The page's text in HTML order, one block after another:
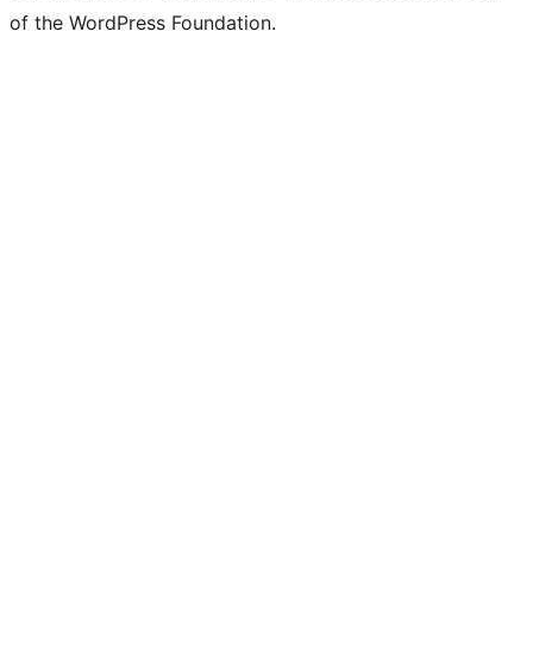
of the WordPress Foundation.